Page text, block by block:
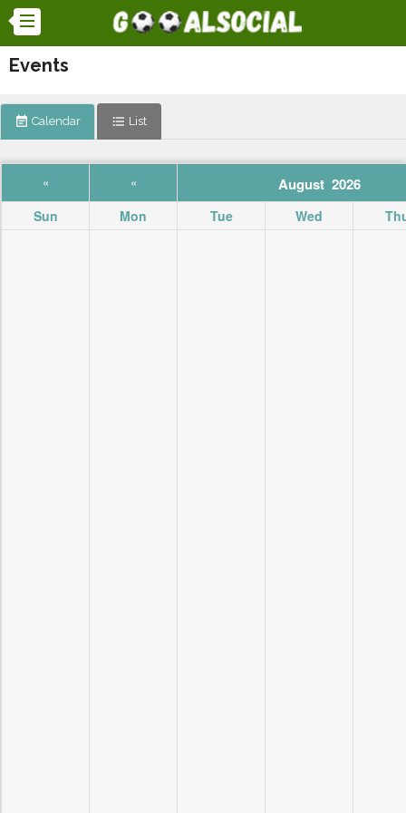
Events
event_note Calendar format_list_bulleted List
« « August 2026
Sun Mon Tue Wed